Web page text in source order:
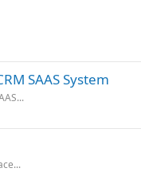
SAAS System